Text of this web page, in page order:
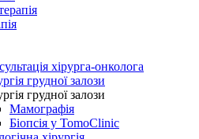
хірурга-онколога
грудної залози
грудної залози
Мамографія
Біопсія у TomoClinic